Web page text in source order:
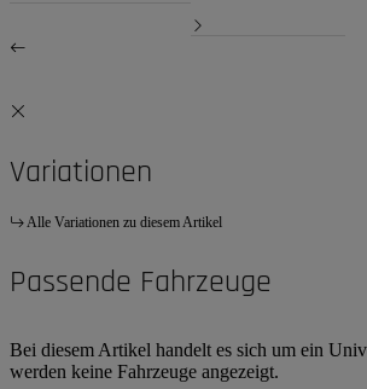
Variationen
Alle Variationen zu diesem Artikel
Passende Fahrzeuge
Bei diesem Artikel handelt es sich um ein
werden keine Fahrzeuge angezeigt.